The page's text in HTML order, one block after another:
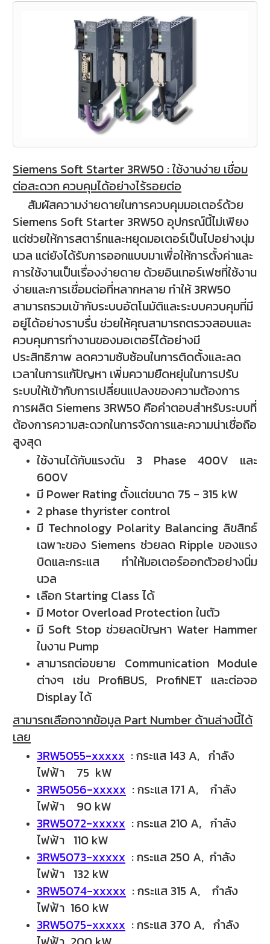
Siemens Soft Starter 3RW50 : ใช้งานง่าย เชื่อม
ต่อสะดวก ควบคุมได้อย่างไร้รอยต่อ
สัมผัสความง่ายดายในการควบคุมมอเตอร์ด้วย
Siemens Soft Starter 3RW50 อุปกรณ์นี้ไม่เพียง
แต่ช่วยให้การสตาร์ทและหยุดมอเตอร์เป็นไปอย่างนุ่ม
นวล แต่ยังได้รับการออกแบบมาเพื่อให้การตั้งค่าและ
การใช้งานเป็นเรื่องง่ายดาย ด้วยอินเทอร์เฟซที่ใช้งาน
ง่ายและการเชื่อมต่อที่หลากหลาย ทำให้ 3RW50
สามารถรวมเข้ากับระบบอัตโนมัติและระบบควบคุมที่มี
อยู่ได้อย่างราบรื่น ช่วยให้คุณสามารถตรวจสอบและ
ควบคุมการทำงานของมอเตอร์ได้อย่างมี
ประสิทธิภาพ ลดความซับซ้อนในการติดตั้งและลด
เวลาในการแก้ปัญหา เพิ่มความยืดหยุ่นในการปรับ
ระบบให้เข้ากับการเปลี่ยนแปลงของความต้องการ
การผลิต Siemens 3RW50 คือคำตอบสำหรับระบบที่
ต้องการความสะดวกในการจัดการและความน่าเชื่อถือ
สูงสุด
ใช้งานได้กับแรงดัน 3 Phase 400V และ
600V
มี Power Rating ตั้งแต่ขนาด 75 - 315 kW
2 phase thyrister control
มี Technology Polarity Balancing ลิขสิทธ์
เฉพาะของ Siemens ช่วยลด Ripple ของแรง
บิดและกระแส ทำให้มอเตอร์ออกตัวอย่างนิ่ม
นวล
เลือก Starting Class ได้
มี Motor Overload Protection ในตัว
มี Soft Stop ช่วยลดปัญหา Water Hammer
ในงาน Pump
สามารถต่อขยาย Communication Module
ต่างๆ เช่น ProfiBUS, ProfiNET และต่อจอ
Display ได้
สามารถเลือกจากข้อมูล Part Number ด้านล่างนี้ได้
เลย
3RW5055-xxxxx : กระแส 143 A, กำลัง
ไฟฟ้า 75 kW
3RW5056-xxxxx : กระแส 171 A, กำลัง
ไฟฟ้า 90 kW
3RW5072-xxxxx : กระแส 210 A, กำลัง
ไฟฟ้า 110 kW
3RW5073-xxxxx : กระแส 250 A, กำลัง
ไฟฟ้า 132 kW
3RW5074-xxxxx : กระแส 315 A, กำลัง
ไฟฟ้า 160 kW
3RW5075-xxxxx : กระแส 370 A, กำลัง